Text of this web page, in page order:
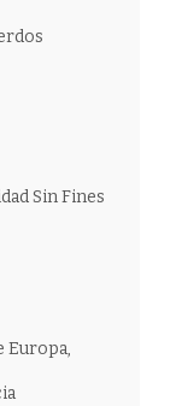
Sin Fines
Europa,